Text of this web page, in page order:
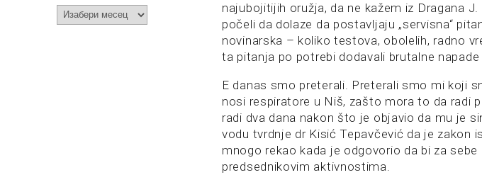
Arhiva
najubojitijih oružja, da ne kažem iz Dragana
počeli da dolaze da postavljaju „servisna“
novinarska – koliko testova, obolelih, radno
ta pitanja po potrebi dodavali brutalne napade
E danas smo preterali. Preterali smo mi koji
nosi respiratore u Niš, zašto mora to da radi
radi dva dana nakon što je objavio da mu je
vodu tvrdnje dr Kisić Tepavčević da je zakon
mnogo rekao kada je odgovorio da bi za
predsednikovim aktivnostima.